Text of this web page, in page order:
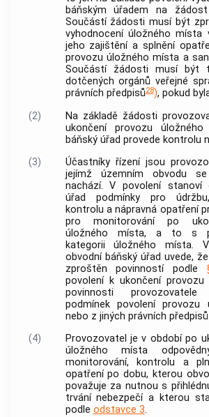
báňským úřadem na žádost
Součástí žádosti musí být
vyhodnocení úložného místa
jeho zajištění a splnění
provozu úložného místa a
Součástí žádosti musí být
dotčených orgánů veřejné
právních předpisů28), pokud
(2)
Na základě žádosti
ukončení provozu
báňský úřad provede kontrolu
(3)
Účastníky řízení jsou
jejímž územním obvodu
nachází. V povolení stanoví
úřad podmínky pro
kontrolu a nápravná opatření
pro monitorování po
úložného místa, a to s
kategoriiúložného místa. V
obvodní báňský úřad uvede,
zproštěn povinností podle
povolení k ukončení
povinnostiprovozovatele
podmínek povolení provozu
nebo z jiných právních předpisů.
(4)
Provozovatel je v období po
úložného místa
monitorování, kontrolu a
opatření po dobu, kterou
považuje za nutnou s
trvání nebezpečí a kterou
podle odstavce 3.